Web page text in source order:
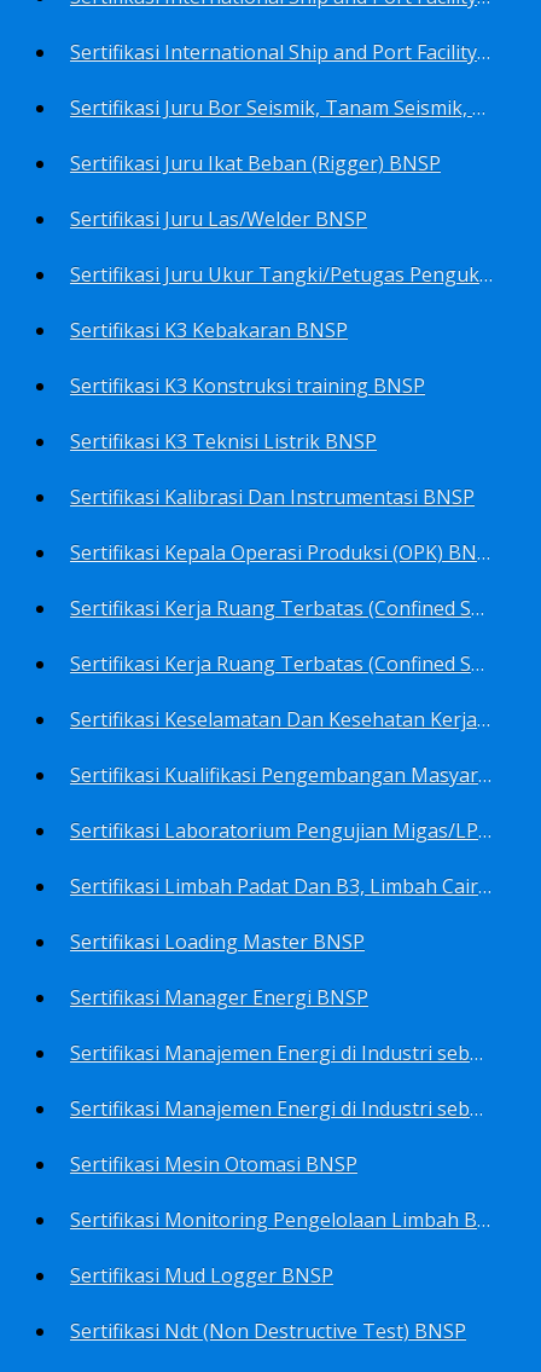
Sertifikasi International Ship and Port Facility Security Code/ISPS Code training for Security Area Manager BNSP
Sertifikasi Juru Bor Seismik, Tanam Seismik, Tembak Seismik BNSP
Sertifikasi Juru Ikat Beban (Rigger) BNSP
Sertifikasi Juru Las/Welder BNSP
Sertifikasi Juru Ukur Tangki/Petugas Pengukur Tangki Migas BNSP
Sertifikasi K3 Kebakaran BNSP
Sertifikasi K3 Konstruksi training BNSP
Sertifikasi K3 Teknisi Listrik BNSP
Sertifikasi Kalibrasi Dan Instrumentasi BNSP
Sertifikasi Kepala Operasi Produksi (OPK) BNSP
Sertifikasi Kerja Ruang Terbatas (Confined Spaces)-Ahli Muda Ruang Terbatas (AMURT/Supervisor) BNSP
Sertifikasi Kerja Ruang Terbatas (Confined Spaces)-Teknisi Ruang Terbatas (TRT/Entrants) BNSP
Sertifikasi Keselamatan Dan Kesehatan Kerja BNSP
Sertifikasi Kualifikasi Pengembangan Masyarakat BNSP
Sertifikasi Laboratorium Pengujian Migas/LPM BNSP
Sertifikasi Limbah Padat Dan B3, Limbah Cair BNSP
Sertifikasi Loading Master BNSP
Sertifikasi Manager Energi BNSP
Sertifikasi Manajemen Energi di Industri sebagai Auditor BNSP
Sertifikasi Manajemen Energi di Industri sebagai Manager Energy BNSP
Sertifikasi Mesin Otomasi BNSP
Sertifikasi Monitoring Pengelolaan Limbah B3 BNSP
Sertifikasi Mud Logger BNSP
Sertifikasi Ndt (Non Destructive Test) BNSP